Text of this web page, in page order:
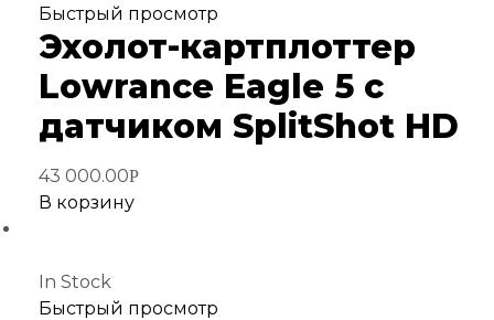
Добавить
в
Быстрый просмотр
Эхолот-картплоттер
Lowrance Eagle 5 с
датчиком SplitShot HD
43 000.00Р
В корзину
In Stock
Добавить
Быстрый просмотр